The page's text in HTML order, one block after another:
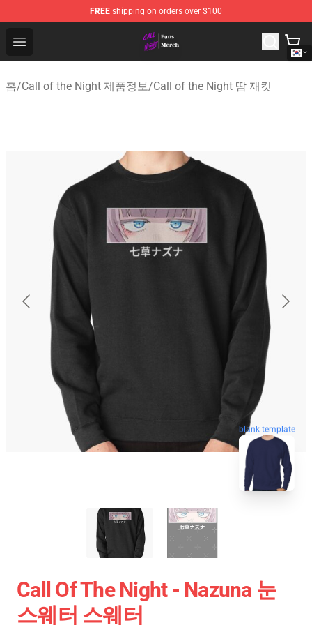
FREE shipping on orders over $100
Open menu
Call of the Night Store - Official Call of the Night
홈/Call of the Night 제품정보/Call of the Night 땀 재킷
blank template
Call Of The Night - Nazuna 눈
스웨터 스웨터